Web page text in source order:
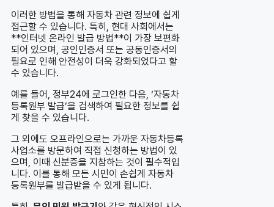
이러한 방법을 통해 자동차 관련 정보에 쉽게
접근할 수 있습니다. 특히, 현대 사회에서는
**인터넷 온라인 발급 방법**이 가장 보편화
되어 있으며, 공인인증서 또는 공동인증서의
필요로 인해 안전성이 더욱 강화되었다고 할
수 있습니다.
예를 들어, 정부24에 로그인한 다음, ‘자동차
등록원부 발급’을 검색하여 필요한 정보를 쉽
게 찾을 수 있습니다.
그 외에도 오프라인으로는 가까운 자동차등록
사업소를 방문하여 직접 신청하는 방법이 있
으며, 이때 신분증을 지참하는 것이 필수적입
니다. 이를 통해 모든 시민이 손쉽게 자동차
등록원부를 발급받을 수 있게 됩니다.